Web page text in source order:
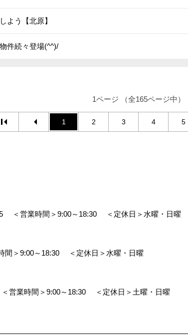
よう【北原】
件続々登場(^^)/
1ページ （全165ページ中）
1 2 3 4 5
＜営業時間＞9:00～18:30 ＜定休日＞水曜・日曜
間＞9:00～18:30 ＜定休日＞水曜・日曜
＜営業時間＞9:00～18:30 ＜定休日＞土曜・日曜